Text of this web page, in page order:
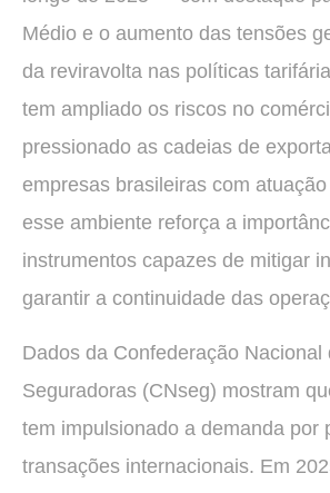
Médio e o aumento das tensões
da reviravolta nas políticas
tem ampliado os riscos no
pressionado as cadeias de
empresas brasileiras com
esse ambiente reforça a
instrumentos capazes de mitigar
garantir a continuidade das
Dados da Confederação Nacional
Seguradoras (CNseg) mostram
tem impulsionado a demanda por
transações internacionais. Em